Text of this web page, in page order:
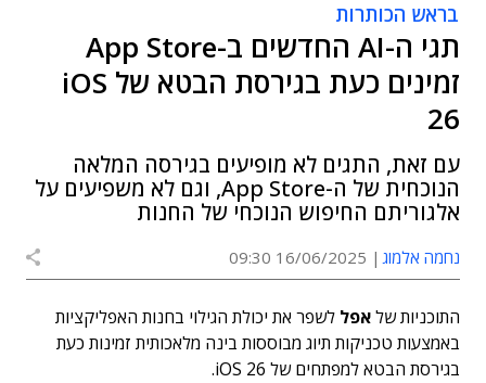
בראש הכותרות
תגי ה-AI החדשים ב-App Store
זמינים כעת בגירסת הבטא של iOS
26
עם זאת, התגים לא מופיעים בגירסה המלאה
הנוכחית של ה-App Store, וגם לא משפיעים על
אלגוריתם החיפוש הנוכחי של החנות
נחמה אלמוג 16/06/2025 09:30
התוכניות שלאפל לשפר את יכולת הגילוי בחנות האפליקציות
באמצעות טכניקות תיוג מבוססות בינה מלאכותית זמינות כעת
בגירסת הבטא למפתחים של iOS 26.